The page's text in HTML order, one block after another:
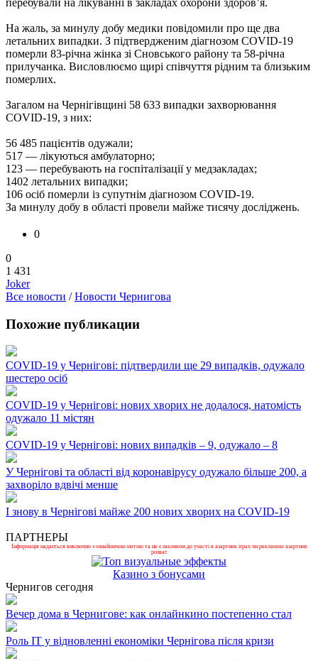
На жаль, за минулу добу медики повідомили про ще два
летальних випадки. З підтвердженим діагнозом COVID-19
померли 83-річна жінка зі Сновського району та 58-річна
прилучанка. Висловлюємо щирі співчуття рідним та близьким
померлих.
Загалом на Чернігівщині 58 633 випадки захворювання
COVID-19, з них:
56 485 пацієнтів одужали;
517 — лікуються амбулаторно;
123 — перебувають на госпіталізації у медзакладах;
1402 летальних випадки;
106 осіб померли із супутнім діагнозом COVID-19.
За минулу добу в області провели майже тисячу досліджень.
0
0
1 431
Joker
Все новости /Новости Чернигова
Похожие публикации
COVID-19 у Чернігові: підтвердили ще 29 випадків, одужало
шестеро осіб
COVID-19 у Чернігові: нових хворих не додалося, натомість
одужало 11 містян
COVID-19 у Чернігові: нових випадків – 9, одужало – 8
У Чернігові та області від коронавірусу одужало більше 200, а
захворіло вдвічі менше
І знову в Чернігові майже 200 нових хворих на COVID-19
ПАРТНЕРЫ
Інформація надається виключно з ознайомчою метою та не є закликом до участі в азартних іграх чи рекламою азартних
розваг.
Казино з бонусами
Чернигов сегодня
Вечер дома в Чернигове: как онлайнкино постепенно стал
Роль ІТ у відновленні економіки Чернігова після кризи